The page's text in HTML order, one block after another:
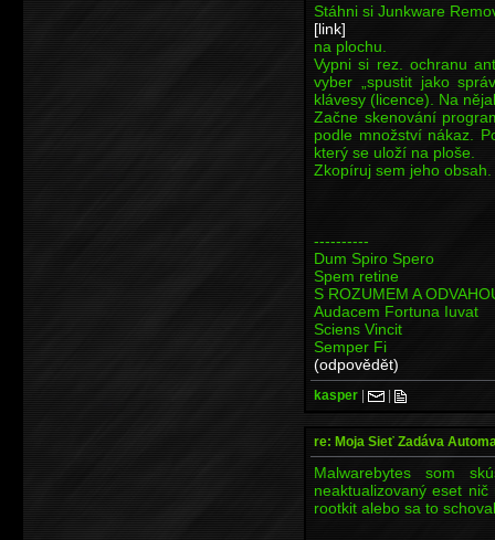
Stáhni si Junkware
[link]
na plochu.
Vypni si rez. ochranu
vyber „spustit jako
klávesy (licence). Na
Začne skenování
podle množství nákaz.
který se uloží na ploše.
Zkopíruj sem jeho obsah.
----------
Dum Spiro Spero
Spem retine
S ROZUMEM A
Audacem Fortuna Iuvat
Sciens Vincit
Semper Fi
(odpovědět)
kasper | |
re: Moja Sieť Zadáva
Malwarebytes som
neaktualizovaný eset
rootkit alebo sa to